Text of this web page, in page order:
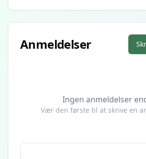
Anmeldelser
Ingen anmeldelser
Vær den første til at skrive en